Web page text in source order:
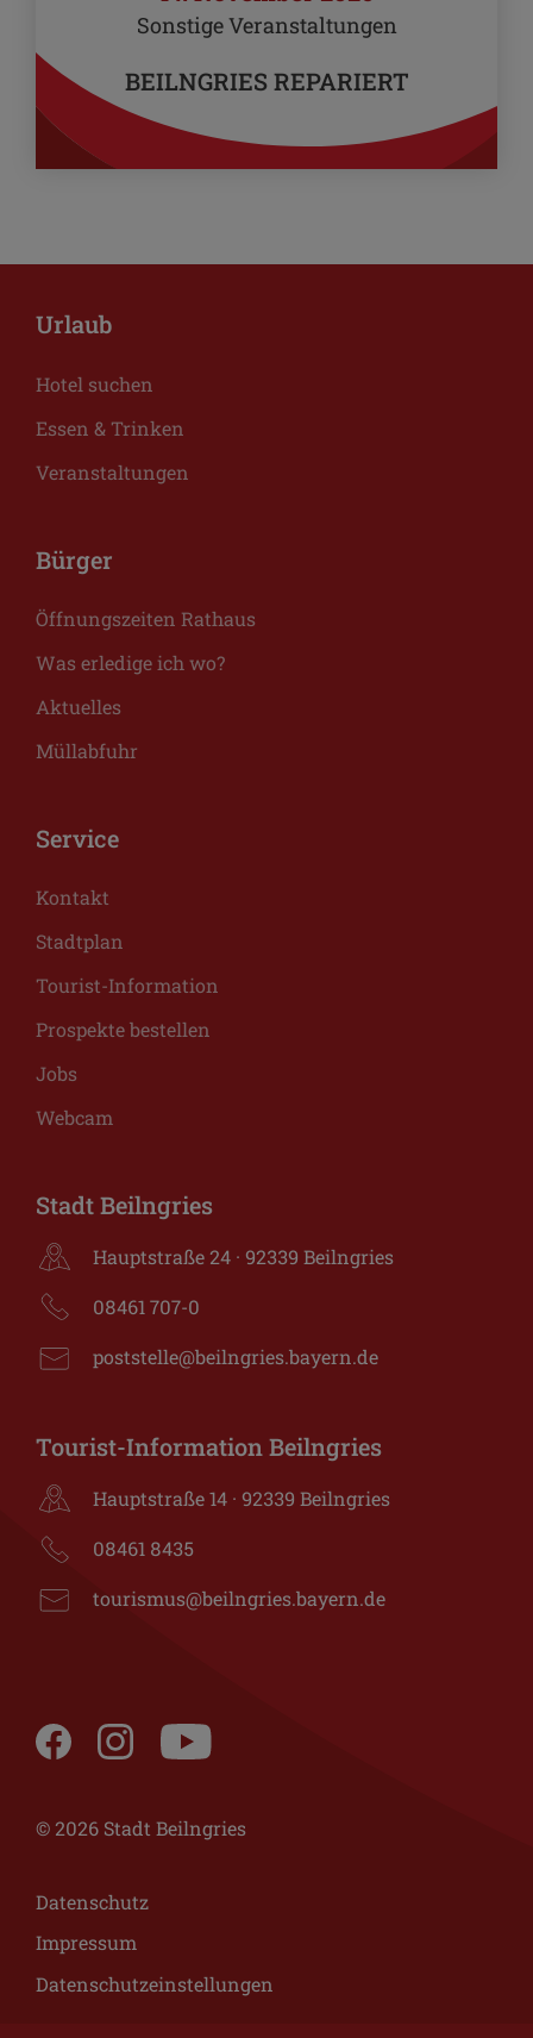
Sonstige Veranstaltungen
BEILNGRIES REPARIERT
Urlaub
Hotel suchen
Essen & Trinken
Veranstaltungen
Bürger
Öffnungszeiten Rathaus
Was erledige ich wo?
Aktuelles
Müllabfuhr
Service
Kontakt
Stadtplan
Tourist-Information
Prospekte bestellen
Jobs
Webcam
Stadt Beilngries
Hauptstraße 24 · 92339 Beilngries
08461 707-0
poststelle@beilngries.bayern.de
Tourist-Information Beilngries
Hauptstraße 14 · 92339 Beilngries
08461 8435
tourismus@beilngries.bayern.de
© 2026 Stadt Beilngries
Datenschutz
Impressum
Datenschutzeinstellungen